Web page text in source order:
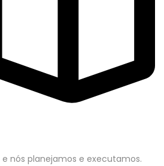
nós planejamos e executamos.